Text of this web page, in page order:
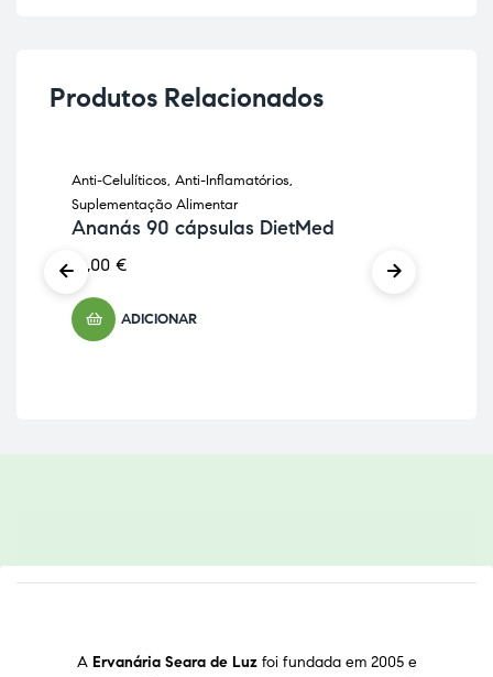
Produtos Relacionados
Anti-Celulíticos, Anti-Inflamatórios,
Suplementação Alimentar
Ananás 90 cápsulas DietMed
16,00 €
ADICIONAR
A Ervanária Seara de Luz foi fundada em 2005 e